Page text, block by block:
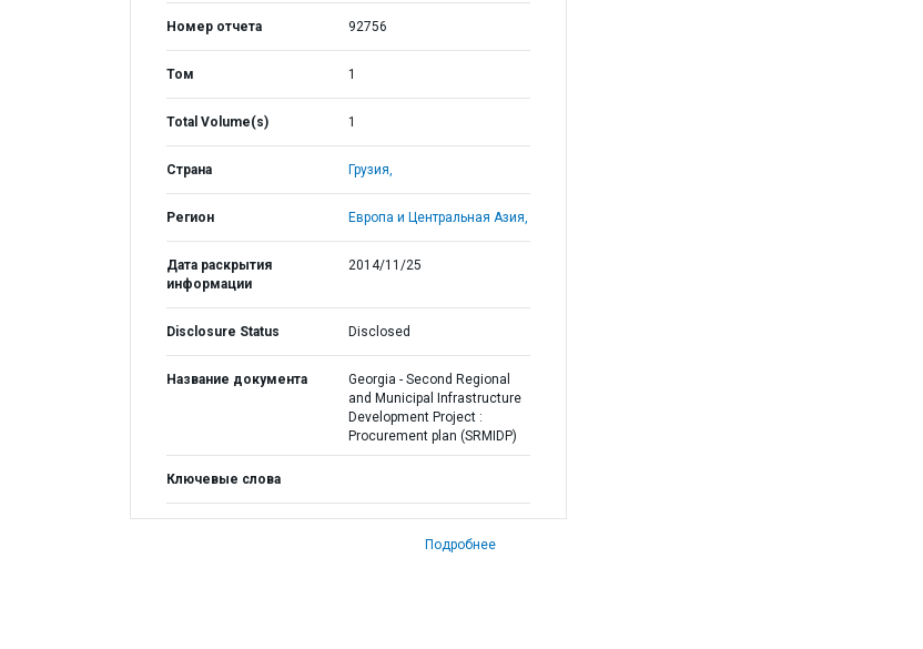
Номер отчета 92756
Том 1
Total Volume(s) 1
Страна Грузия,
Регион Европа и Центральная Азия,
Дата раскрытия
информации
2014/11/25
Disclosure Status Disclosed
Название документа
Georgia - Second Regional
and Municipal Infrastructure
Development Project :
Procurement plan (SRMIDP)
Ключевые слова
Подробнее